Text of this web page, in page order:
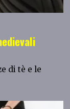
di tè e le